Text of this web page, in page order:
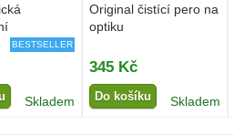
BESTSELLER
Skladem
Original čistící pero na
optiku
345 Kč
Do košíku Skladem